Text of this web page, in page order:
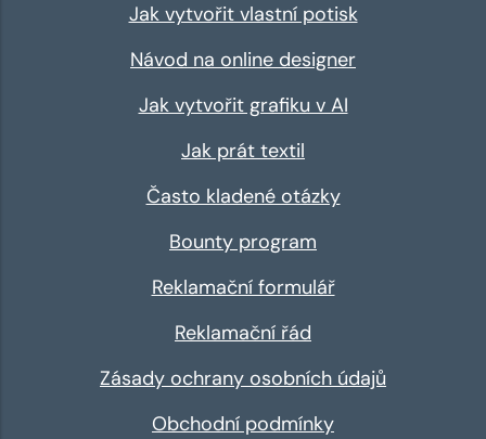
Jak vytvořit vlastní potisk
Návod na online designer
Jak vytvořit grafiku v AI
Jak prát textil
Často kladené otázky
Bounty program
Reklamační formulář
Reklamační řád
Zásady ochrany osobních údajů
Obchodní podmínky